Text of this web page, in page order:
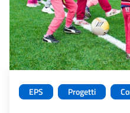
EPS Progetti